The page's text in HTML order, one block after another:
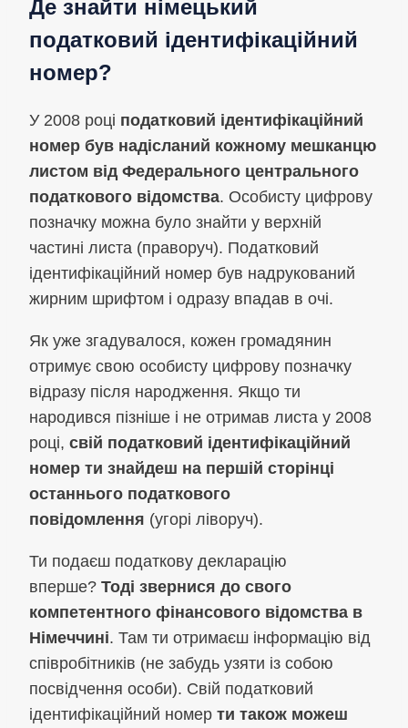
Де знайти німецький
податковий ідентифікаційний
номер?
У 2008 році податковий ідентифікаційний
номер був надісланий кожному мешканцю
листом від Федерального центрального
податкового відомства. Особисту цифрову
позначку можна було знайти у верхній
частині листа (праворуч). Податковий
ідентифікаційний номер був надрукований
жирним шрифтом і одразу впадав в очі.
Як уже згадувалося, кожен громадянин
отримує свою особисту цифрову позначку
відразу після народження. Якщо ти
народився пізніше і не отримав листа у 2008
році, свій податковий ідентифікаційний
номер ти знайдеш на першій сторінці
останнього податкового
повідомлення (угорі ліворуч).
Ти подаєш податкову декларацію
вперше? Тоді звернися до свого
компетентного фінансового відомства в
Німеччині. Там ти отримаєш інформацію від
співробітників (не забудь узяти із собою
посвідчення особи). Свій податковий
ідентифікаційний номер ти також можеш